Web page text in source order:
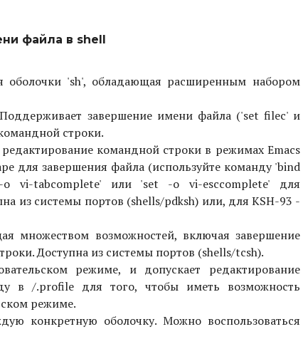
файла в shell
оболочки 'sh', обладающая расширенным набором
Поддерживает завершение имени файла ('set filec' и
строки.
командной строки в режимах Emacs
для завершения файла (используйте команду 'bind
o vi-tabcomplete' или 'set -o vi-esccomplete' для
из системы портов (shells/pdksh) или, для KSH-93 -
множеством возможностей, включая завершение
Доступна из системы портов (shells/tcsh).
режиме, и допускает редактирование
в /.profile для того, чтобы иметь возможность
режиме.
конкретную оболочку. Можно воспользоваться